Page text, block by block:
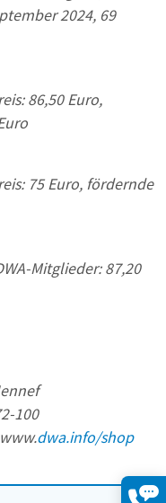
2024, 69
86,50 Euro,
75 Euro, fördernde
Mitglieder: 87,20
100
dwa.info/shop